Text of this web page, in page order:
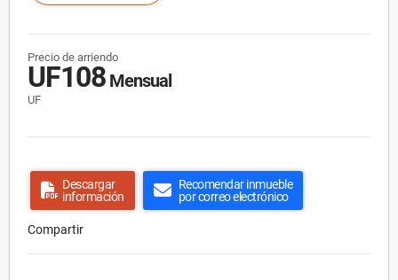
Precio de arriendo
UF108 Mensual
UF
Descargar
información
Recomendar inmueble
por correo electrónico
Compartir